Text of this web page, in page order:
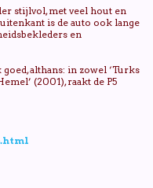
stijlvol, met veel hout en
is de auto ook lange
en
althans: in zowel ‘Turks
(2001), raakt de P5